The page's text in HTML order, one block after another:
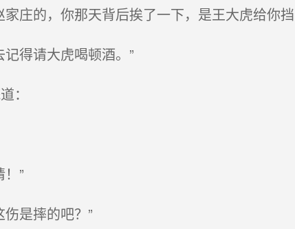
庄的，你那天背后挨了一下，是王大虎给你挡
得请大虎喝顿酒。”
：
”
是摔的吧？”